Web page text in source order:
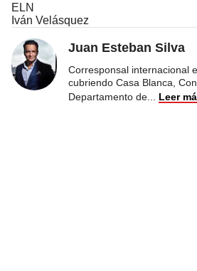
ELN
Iván Velásquez
Juan Esteban Silva
Corresponsal internacional
cubriendo Casa Blanca,
Departamento de
Leer